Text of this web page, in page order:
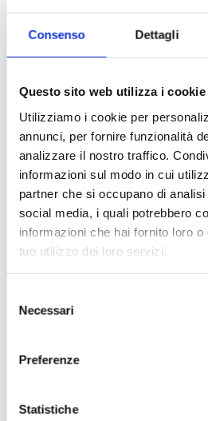
Consenso Dettagli
Questo sito web utilizza i cookie
Utilizziamo i cookie per
annunci, per fornire funzionalità
analizzare il nostro traffico.
informazioni sul modo in cui
partner che si occupano di
social media, i quali potrebbero
informazioni che hai fornito loro
tuo utilizzo dei loro servizi.
delNecessari
Preferenze
Statistiche
AUTORE
Luciano Sita
Granarolo
Ha pubblicato con noi